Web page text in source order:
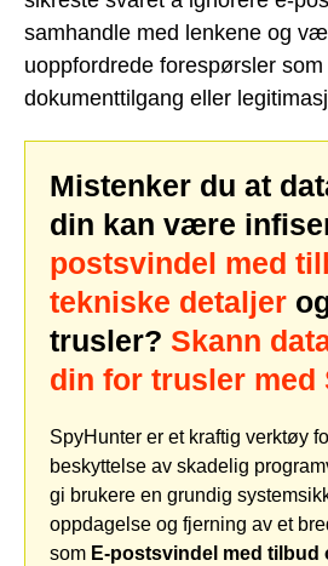
samhandle med lenkene og
uoppfordrede forespørsler
dokumenttilgang eller
Mistenker du at
din kan være
postsvindel med
tekniske detaljer
trusler? Skann
din for trusler med
SpyHunter er et kraftig verktøy
beskyttelse av skadelig
gi brukere en grundig
oppdagelse og fjerning av et
som E-postsvindel med tilbud